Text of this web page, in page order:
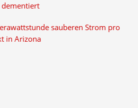
dementiert
sauberen Strom pro
in Arizona